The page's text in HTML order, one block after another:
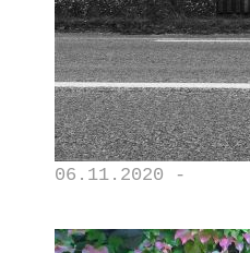
06.11.2020 -